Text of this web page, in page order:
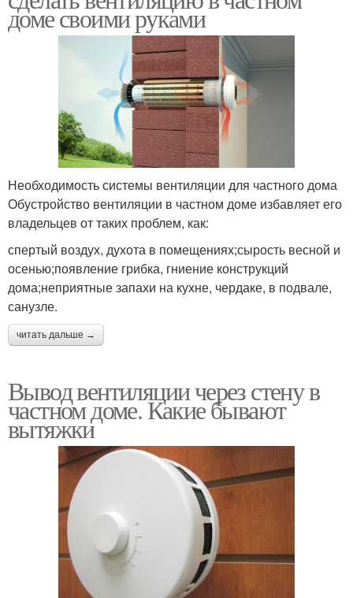
доме своими руками
Необходимость системы вентиляции для частного дома
Обустройство вентиляции в частном доме избавляет его
владельцев от таких проблем, как:
спертый воздух, духота в помещениях;сырость весной и
осенью;появление грибка, гниение конструкций
дома;неприятные запахи на кухне, чердаке, в подвале,
санузле.
читать дальше →
Вывод вентиляции через стену в
частном доме. Какие бывают
вытяжки